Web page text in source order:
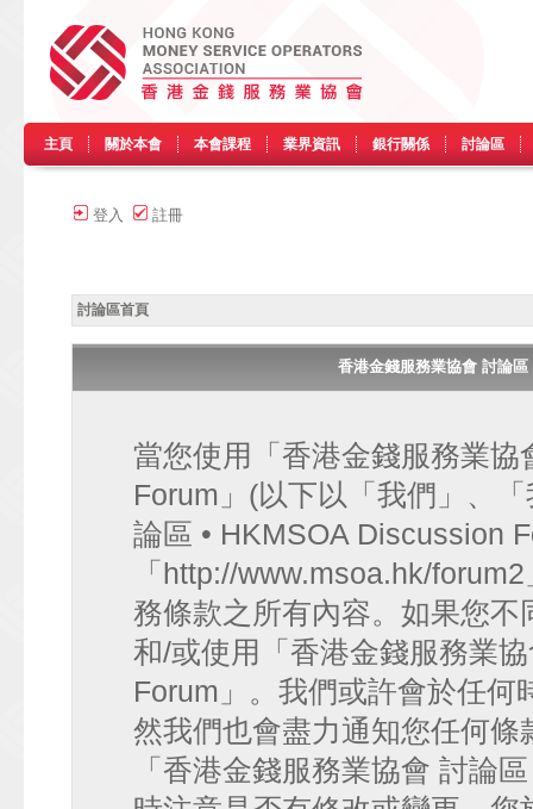
主頁 關於本會 本會課程 業界資訊 銀行關係 討論區
登入 註冊
討論區首頁
香港金錢服務業協會 討論
當您使用「香港金錢服務業
Forum」(以下以「我們」、
論區 • HKMSOA Discussion
「http://www.msoa.hk/
務條款之所有內容。如果您
和/或使用「香港金錢服務業
Forum」。我們或許會於任何
然我們也會盡力通知您任何
「香港金錢服務業協會 討論